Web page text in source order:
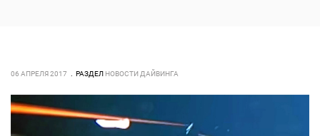
06 АПРЕЛЯ 2017 РАЗДЕЛ НОВОСТИ ДАЙВИНГА